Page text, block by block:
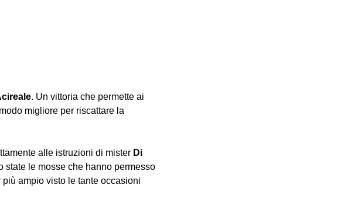
. Un vittoria che permette ai
migliore per riscattare la
alle istruzioni di mister Di
state le mosse che hanno permesso
ampio visto le tante occasioni